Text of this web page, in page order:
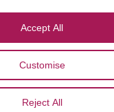
Customise
Reject All
Accept All
Inc. All rights Reserved.